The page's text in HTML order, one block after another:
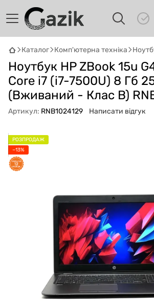
Каталог Комп'ютерна техніка
Ноутбук HP ZBook 15u
Core i7 (i7-7500U) 8 Гб
(Вживаний - Клас B)
Артикул: RNB1024129 Написати відгук
РОЗПРОДАЖ
−13%
GAZIK AI
Онлайн · пошук техніки
Привіт! 👋 Я Gazik AI — допоможу
підібрати вживану комп'ютерну